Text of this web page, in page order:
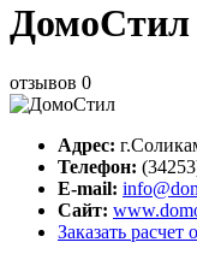
ДомоСтил
отзывов 0
Адрес: г.
Телефон:
E-mail:
Сайт:
Заказать расчет